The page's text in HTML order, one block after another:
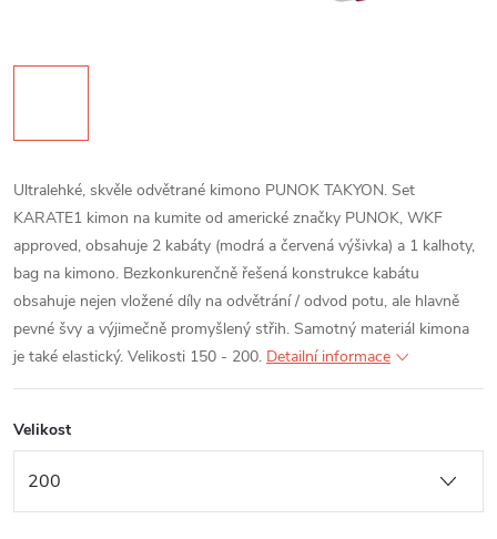
Ultralehké, skvěle odvětrané kimono PUNOK TAKYON. Set
KARATE1 kimon na kumite od americké značky PUNOK, WKF
approved, obsahuje 2 kabáty (modrá a červená výšivka) a 1 kalhoty,
bag na kimono. Bezkonkurenčně řešená konstrukce kabátu
obsahuje nejen vložené díly na odvětrání / odvod potu, ale hlavně
pevné švy a výjimečně promyšlený střih. Samotný materiál kimona
je také elastický. Velikosti 150 - 200. Detailní informace
Velikost